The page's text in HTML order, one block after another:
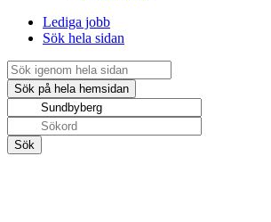
Lediga jobb
Sök hela sidan